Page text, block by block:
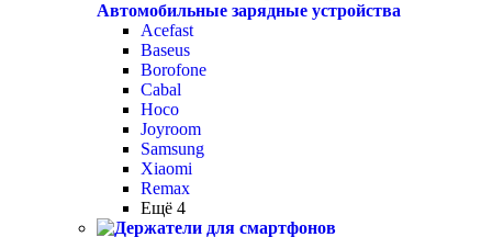
Автомобильные зарядные устройства
Acefast
Baseus
Borofone
Cabal
Hoco
Joyroom
Samsung
Xiaomi
Remax
Ещё 4